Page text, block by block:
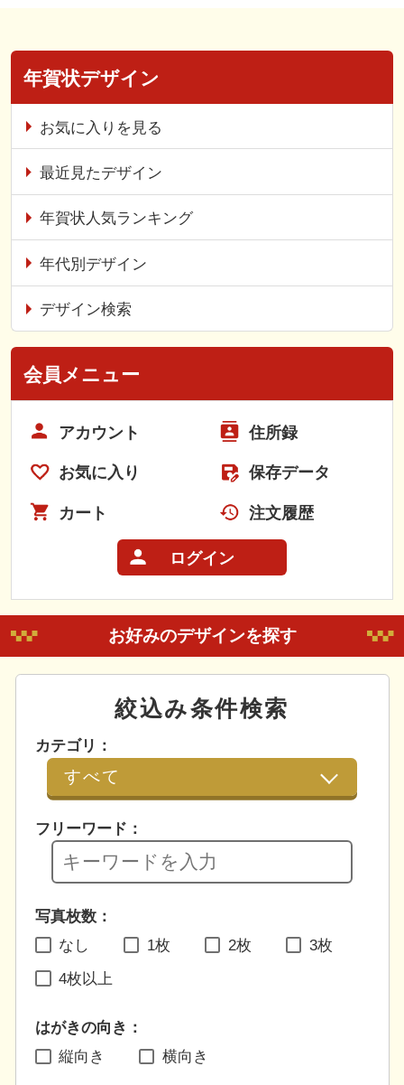
年賀状デザイン
お気に入りを見る
最近見たデザイン
年賀状人気ランキング
年代別デザイン
デザイン検索
会員メニュー
アカウント 住所録
お気に入り 保存データ
カート 注文履歴
ログイン
お好みのデザインを探す
絞込み条件検索
カテゴリ：
フリーワード：
写真枚数：
なし
1枚 2枚 3枚
4枚以上
はがきの向き：
縦向き
横向き